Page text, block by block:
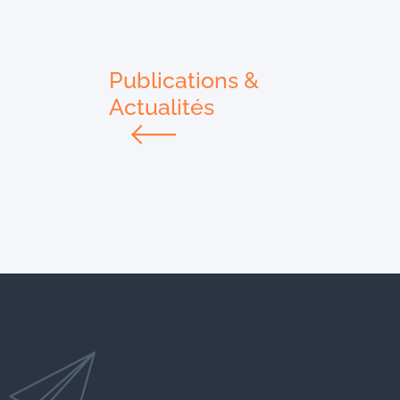
Publications &
Actualités